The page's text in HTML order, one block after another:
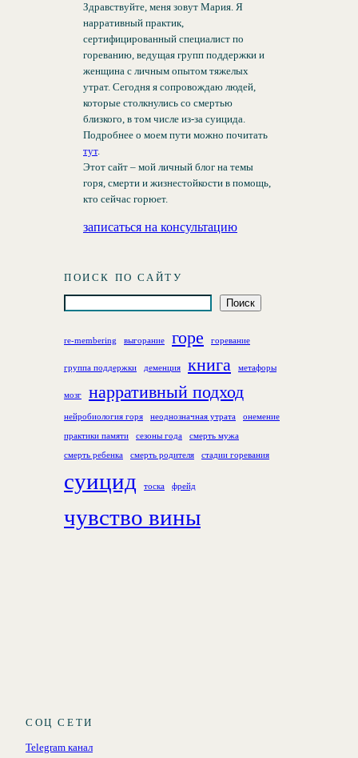
Здравствуйте, меня зовут Мария. Я
нарративный практик,
сертифицированный специалист по
гореванию, ведущая групп поддержки и
женщина с личным опытом тяжелых
утрат. Сегодня я сопровождаю людей,
которые столкнулись со смертью
близкого, в том числе из-за суицида.
Подробнее о моем пути можно почитать
тут.
Этот сайт – мой личный блог на темы
горя, смерти и жизнестойкости в помощь,
кто сейчас горюет.
записаться на консультацию
ПОИСК ПО САЙТУ
и
Поиск
re-membering выгорание горе горевание
группа поддержки деменция книга метафоры
мозг нарративный подход
нейробиология горя неоднозначная утрата онемение
практики памяти сезоны года смерть мужа
смерть ребенка смерть родителя стадии горевания
суицид тоска фрейд
чувство вины
СОЦ СЕТИ
Telegram канал